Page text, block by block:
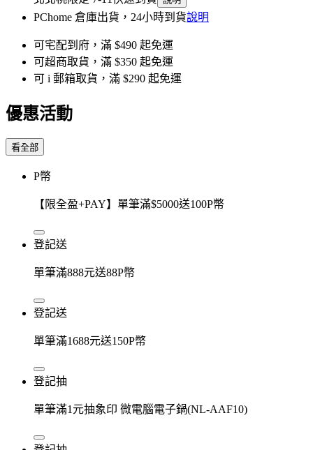
PChome 倉庫出貨，24小時到貨說明
可宅配到府，滿 $490 起免運
可超商取貨，滿 $350 起免運
可 i 郵箱取貨，滿 $290 起免運
優惠活動
看全部
P幣
【限全盈+PAY】單筆滿$5000送100P幣
登記送
單筆滿888元送88P幣
登記送
單筆滿1688元送150P幣
登記抽
單筆滿1元抽象印 微電腦電子鍋(NL-AAF10)